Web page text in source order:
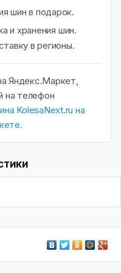
шин в подарок.
и хранения шин.
в регионы.
Яндекс.Маркет,
на телефон